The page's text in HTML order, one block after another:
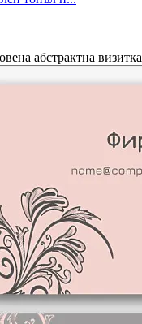
абстрактна визитка